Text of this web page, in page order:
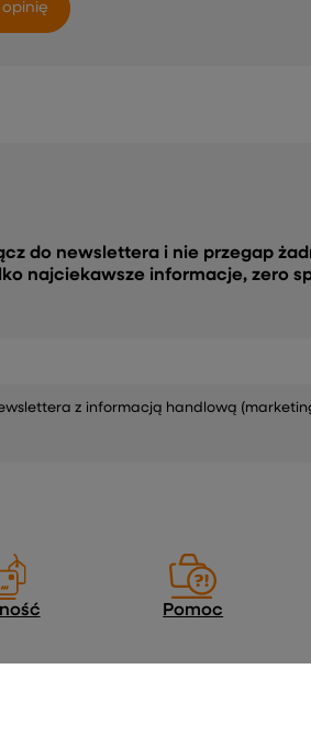
opinię
do newslettera i nie przegap
najciekawsze informacje, zero
z informacją handlową
Pomoc